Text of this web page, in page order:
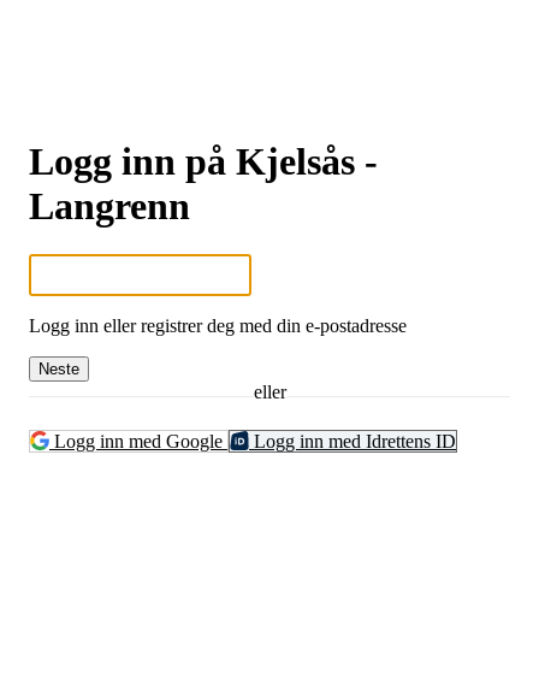
Logg inn på Kjelsås -
Langrenn
Logg inn eller registrer deg med din e-postadresse
Neste
eller
Logg inn med Google Logg inn med Idrettens ID